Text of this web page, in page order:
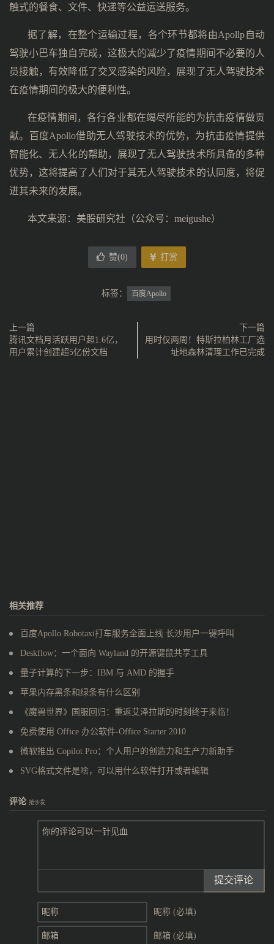
触式的餐食、文件、快递等公益运送服务。
据了解，在整个运输过程，各个环节都将由Apollp自动
驾驶小巴车独自完成，这极大的减少了疫情期间不必要的人
员接触，有效降低了交叉感染的风险，展现了无人驾驶技术
在疫情期间的极大的便利性。
在疫情期间，各行各业都在竭尽所能的为抗击疫情做贡
献。百度Apollo借助无人驾驶技术的优势，为抗击疫情提供
智能化、无人化的帮助，展现了无人驾驶技术所具备的多种
优势，这将提高了人们对于其无人驾驶技术的认同度，将促
进其未来的发展。
本文来源：美股研究社（公众号：meigushe）
赞(0) 打赏
标签： 百度Apollo
上一篇
腾讯文档月活跃用户超1.6亿，
用户累计创建超5亿份文档
下一篇
用时仅两周！特斯拉柏林工厂选
址地森林清理工作已完成
相关推荐
百度Apollo Robotaxi打车服务全面上线 长沙用户一键呼叫
Deskflow：一个面向 Wayland 的开源键鼠共享工具
量子计算的下一步：IBM 与 AMD 的握手
苹果内存黑条和绿条有什么区别
《魔兽世界》国服回归：重返艾泽拉斯的时刻终于来临！
免费使用 Office 办公软件-Office Starter 2010
微软推出 Copilot Pro：个人用户的创造力和生产力新助手
SVG格式文件是啥，可以用什么软件打开或者编辑
评论 抢沙发
提交评论
昵称 (必填)
邮箱 (必填)